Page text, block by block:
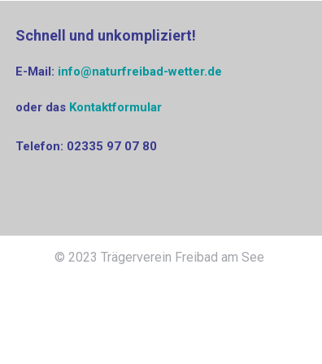
Schnell und unkompliziert!
E-Mail: info@naturfreibad-wetter.de
oder das Kontaktformular
Telefon: 0‭2335 97 07 80‬‬
© 2023 Trägerverein Freibad am See